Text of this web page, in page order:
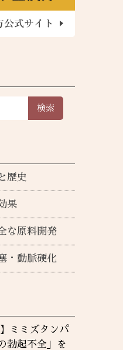
検索
歴史
果
な原料開発
・動脈硬化
ミミズタンパ
勃起不全」を